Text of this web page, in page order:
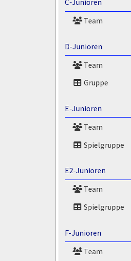
C-Junioren
Team
D-Junioren
Team
Gruppe
E-Junioren
Team
Spielgruppe
E2-Junioren
Team
Spielgruppe
F-Junioren
Team